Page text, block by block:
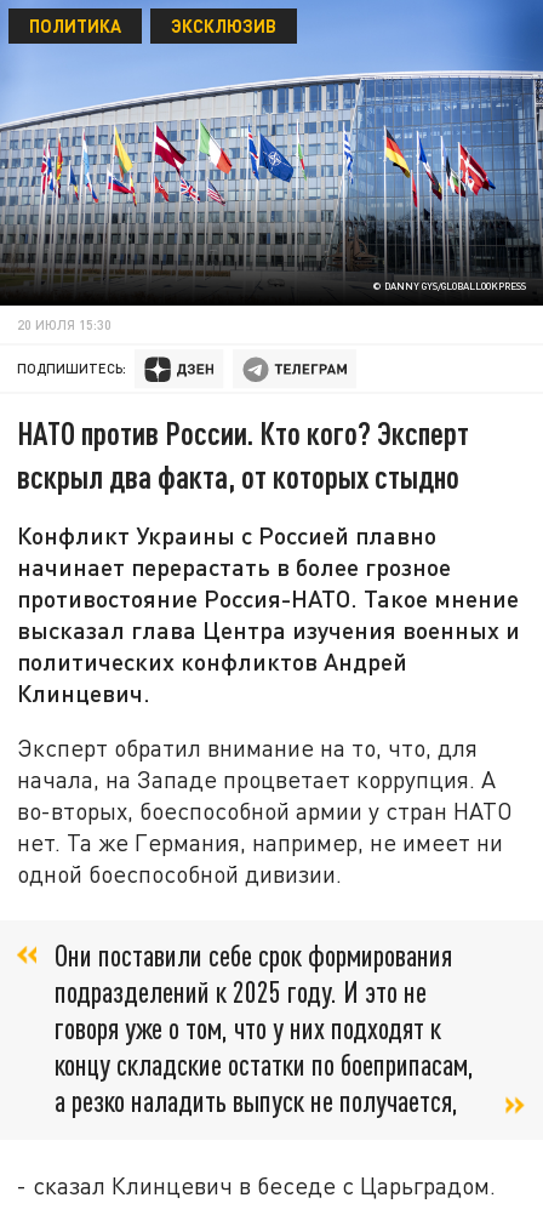
© DANNY GYS/GLOBALLOOKPRESS
ПОЛИТИКА ЭКСКЛЮЗИВ
20 ИЮЛЯ 15:30
ПОДПИШИТЕСЬ:
НАТО против России. Кто кого? Эксперт
вскрыл два факта, от которых стыдно
Конфликт Украины с Россией плавно
начинает перерастать в более грозное
противостояние Россия-НАТО. Такое мнение
высказал глава Центра изучения военных и
политических конфликтов Андрей
Клинцевич.
Эксперт обратил внимание на то, что, для
начала, на Западе процветает коррупция. А
во-вторых, боеспособной армии у стран НАТО
нет. Та же Германия, например, не имеет ни
одной боеспособной дивизии.
Они поставили себе срок формирования
подразделений к 2025 году. И это не
говоря уже о том, что у них подходят к
концу складские остатки по боеприпасам,
а резко наладить выпуск не получается,
- сказал Клинцевич в беседе с Царьградом.